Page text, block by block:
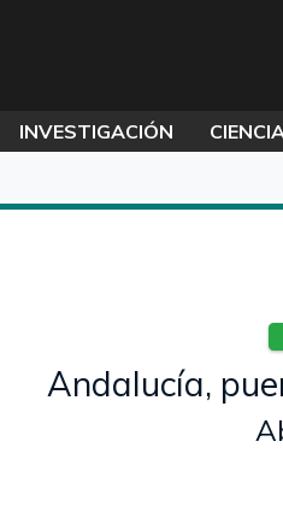
INVESTIGACIÓN
Andalucía,